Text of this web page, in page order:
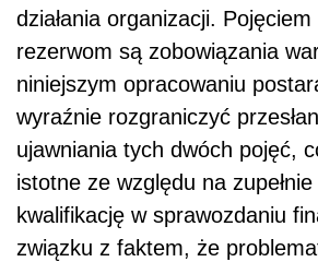
działania organizacji.
rezerwom są zobowiązania
niniejszym opracowaniu
wyraźnie rozgraniczyć
ujawniania tych dwóch pojęć,
istotne ze względu na
kwalifikację w sprawozdaniu
związku z faktem, że